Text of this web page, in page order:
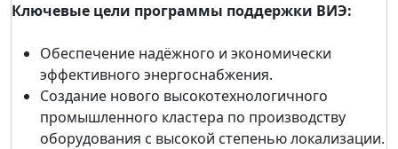
Ключевые цели программы поддержки ВИЭ:
Обеспечение надёжного и экономически
эффективного энергоснабжения.
Создание нового высокотехнологичного
промышленного кластера по производству
оборудования с высокой степенью локализации.